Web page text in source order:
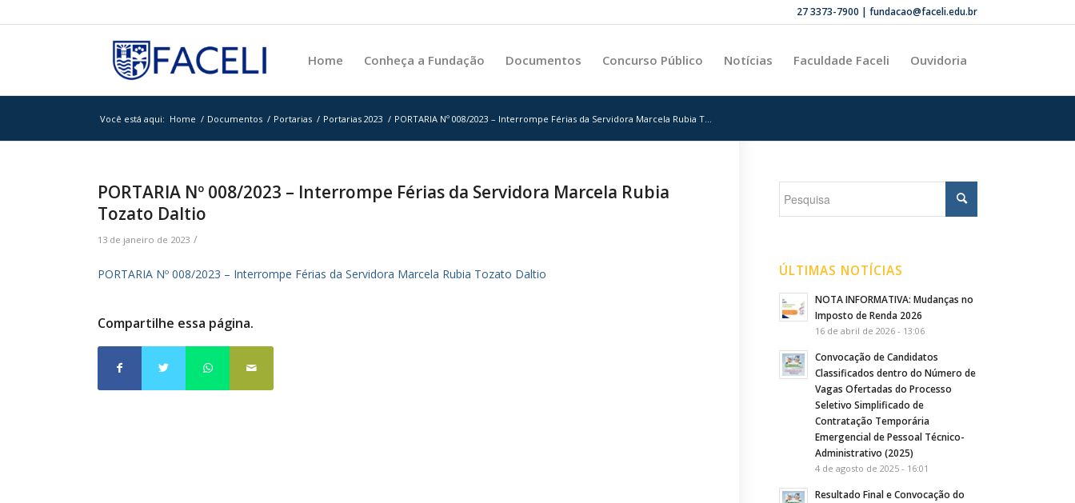
27 3373-7900 | fundacao@faceli.edu.br
Home Conheça a Fundação Documentos Concurso Público Notícias Faculdade Faceli Ouvidoria
Você está aqui: Home / Documentos / Portarias / Portarias 2023 / PORTARIA Nº 008/2023 – Interrompe Férias da Servidora Marcela Rubia T...
PORTARIA Nº 008/2023 – Interrompe Férias da Servidora Marcela Rubia
Tozato Daltio
13 de janeiro de 2023 /
PORTARIA Nº 008/2023 – Interrompe Férias da Servidora Marcela Rubia Tozato Daltio
Compartilhe essa página.
ÚLTIMAS NOTÍCIAS
NOTA INFORMATIVA: Mudanças no
Imposto de Renda 2026
16 de abril de 2026 - 13:06
Convocação de Candidatos
Classificados dentro do Número de
Vagas Ofertadas do Processo
Seletivo Simplificado de
Contratação Temporária
Emergencial de Pessoal Técnico-
Administrativo (2025)
4 de agosto de 2025 - 16:01
Resultado Final e Convocação do